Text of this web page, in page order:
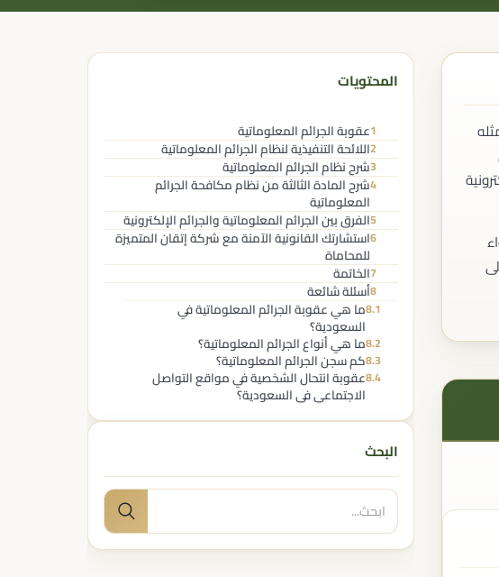
المحتويات
1عقوبة الجرائم المعلوماتية
2اللائحة التنفيذية لنظام الجرائم المعلوماتية
3شرح نظام الجرائم المعلوماتية
4شرح المادة الثالثة من نظام مكافحة الجرائم
المعلوماتية
5الفرق بين الجرائم المعلوماتية والجرائم الإلكترونية
6استشارتك القانونية الآمنة مع شركة إتقان المتميزة
للمحاماة
7الخاتمة
8أسئلة شائعة
8.1ما هي عقوبة الجرائم المعلوماتية في
السعودية؟
8.2ما هي أنواع الجرائم المعلوماتية؟
8.3كم سجن الجرائم المعلوماتية؟
8.4عقوبة انتحال الشخصية في مواقع التواصل
الاجتماعي في السعودية؟
البحث
البحث
عن:
بحث